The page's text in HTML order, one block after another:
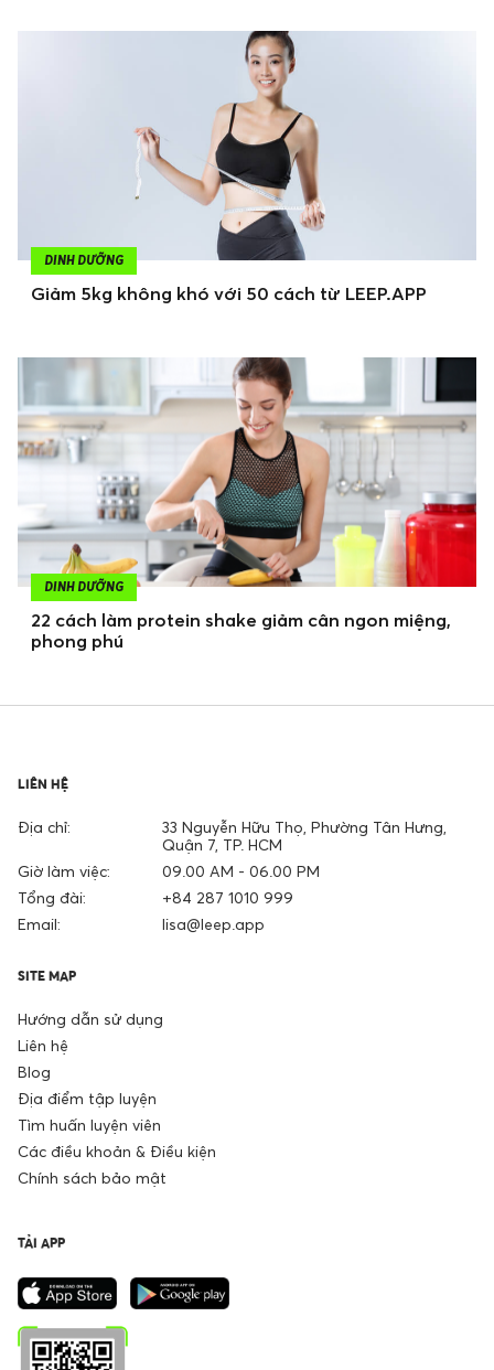
DINH DƯỠNG
Giảm 5kg không khó với 50 cách từ LEEP.APP
DINH DƯỠNG
22 cách làm protein shake giảm cân ngon miệng,
phong phú
LIÊN HỆ
Địa chỉ:
33 Nguyễn Hữu Thọ, Phường Tân Hưng,
Quận 7, TP. HCM
Giờ làm việc:
09.00 AM - 06.00 PM
Tổng đài:
+84 287 1010 999
Email:
lisa@leep.app
SITE MAP
Hướng dẫn sử dụng
Liên hệ
Blog
Địa điểm tập luyện
Tìm huấn luyện viên
Các điều khoản & Điều kiện
Chính sách bảo mật
TẢI APP